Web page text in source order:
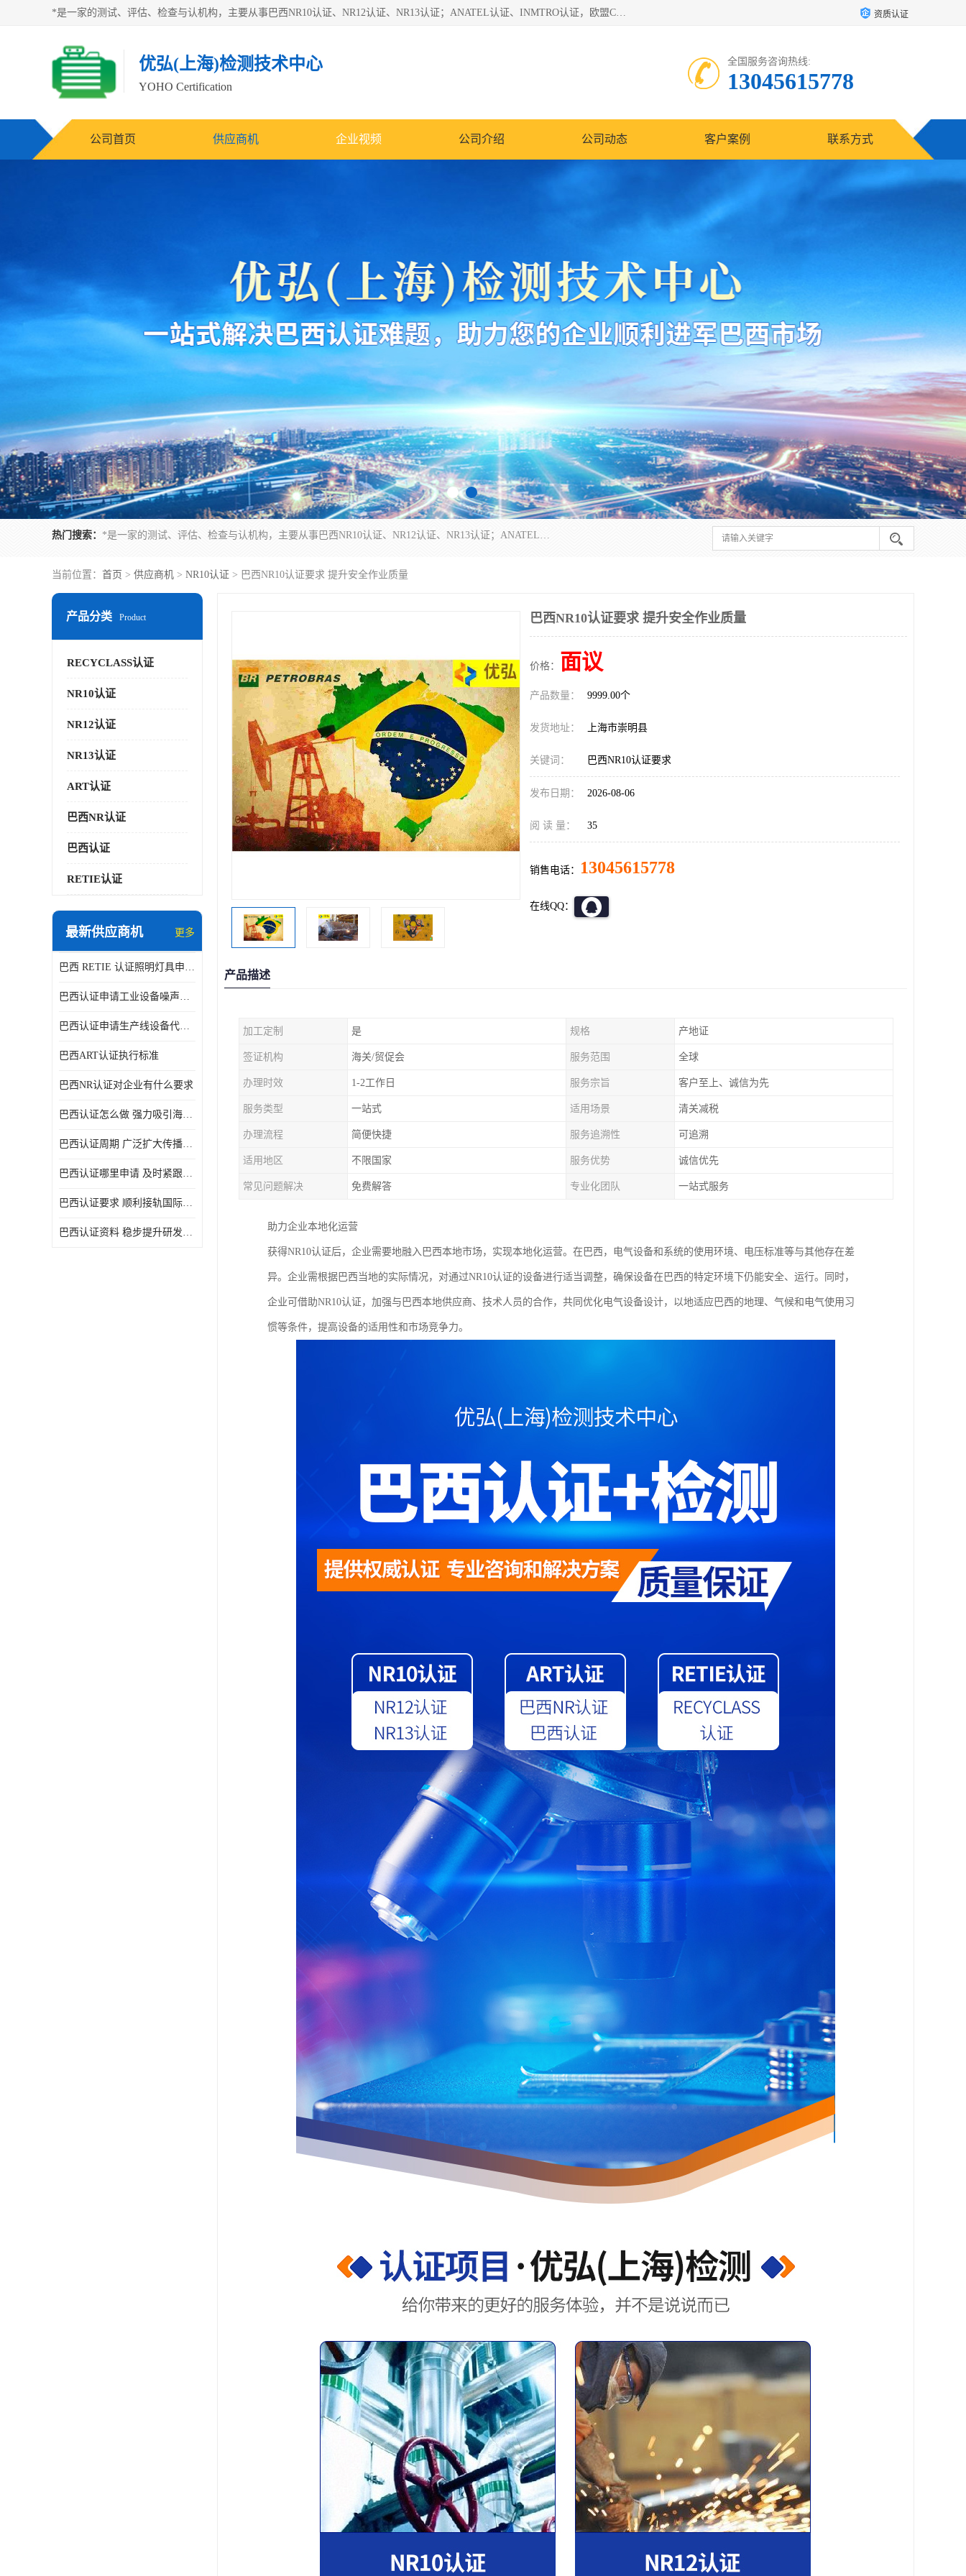
*是一家的测试、评估、检查与认机构，主要从事巴西NR10认证、NR12认证、NR13认证；ANATEL认证、INMTRO认证，欧盟CE认证：MD认证，PED认证，MID认证，ATEX认证，德国蓝色天使认证。 资质认证
优弘(上海)检测技术中心
YOHO Certification
全国服务咨询热线:
13045615778
公司首页 供应商机 企业视频 公司介绍 公司动态 客户案例 联系方式
热门搜索： *是一家的测试、评估、检查与认机构，主要从事巴西NR10认证、NR12认证、NR13认证；ANATEL认证、INMTRO认证，欧盟CE认证：MD认证，PED认证，MID认证，ATEX认证，德国蓝色天使认证。
当前位置： 首页 > 供应商机 > NR10认证 > 巴西NR10认证要求 提升安全作业质量
产品分类 Product
RECYCLASS认证
NR10认证
NR12认证
NR13认证
ART认证
巴西NR认证
巴西认证
RETIE认证
最新供应商机 更多
巴西 RETIE 认证照明灯具申请 RETIE 认证
巴西认证申请工业设备噪声控制认证规范
巴西认证申请生产线设备代理机构选择
巴西ART认证执行标准
巴西NR认证对企业有什么要求
巴西认证怎么做 强力吸引海外投资
巴西认证周期 广泛扩大传播范围
巴西认证哪里申请 及时紧跟法规变化
巴西认证要求 顺利接轨国际规范
巴西认证资料 稳步提升研发能力
巴西NR10认证要求 提升安全作业质量
价格： 面议
产品数量： 9999.00个
发货地址： 上海市崇明县
关键词： 巴西NR10认证要求
发布日期： 2026-08-06
阅 读 量： 35
销售电话： 13045615778
在线QQ：
产品描述
加工定制 是 规格 产地证
签证机构 海关/贸促会 服务范围 全球
办理时效 1-2工作日 服务宗旨 客户至上、诚信为先
服务类型 一站式 适用场景 清关减税
办理流程 简便快捷 服务追溯性 可追溯
适用地区 不限国家 服务优势 诚信优先
常见问题解决 免费解答 专业化团队 一站式服务
助力企业本地化运营
获得NR10认证后，企业需要地融入巴西本地市场，实现本地化运营。在巴西，电气设备和系统的使用环境、电压标准等与其他存在差
异。企业需根据巴西当地的实际情况，对通过NR10认证的设备进行适当调整，确保设备在巴西的特定环境下仍能安全、运行。同时，
企业可借助NR10认证，加强与巴西本地供应商、技术人员的合作，共同优化电气设备设计，以地适应巴西的地理、气候和电气使用习
惯等条件，提高设备的适用性和市场竞争力。